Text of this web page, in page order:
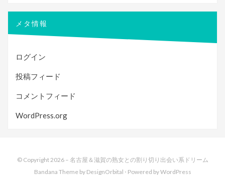
メタ情報
ログイン
投稿フィード
コメントフィード
WordPress.org
© Copyright 2026 – 名古屋＆滋賀の熟女との割り切り出会い系ドリーム
Bandana Theme by DesignOrbital ⋅ Powered byWordPress